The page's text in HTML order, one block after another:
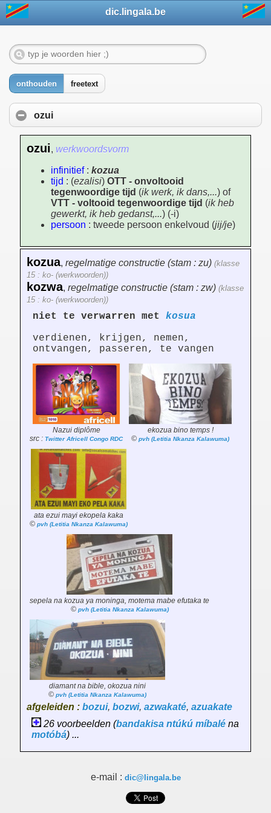
dic.lingala.be
onthouden freetext
ozui
ozui, werkwoordsvorm
infinitief: kozua
tijd : (ezalisi) OTT - onvoltooid
tegenwoordige tijd (ik werk, ik dans,...) of
VTT - voltooid tegenwoordige tijd (ik heb
gewerkt, ik heb gedanst,...) (-i)
persoon : tweede persoon enkelvoud (jij/je)
kozua, regelmatige constructie (stam : zu) (klasse
15 : ko- (werkwoorden))
kozwa, regelmatige constructie (stam : zw) (klasse
15 : ko- (werkwoorden))
niet te verwarren met kosua
verdienen, krijgen, nemen,
ontvangen, passeren, te vangen
Nazui diplôme
src : Twitter Africell Congo RDC
ekozua bino temps !
© pvh (Letitia Nkanza Kalawuma)
ata ezui mayi ekopela kaka
© pvh (Letitia Nkanza Kalawuma)
sepela na kozua ya moninga, motema mabe efutaka te
© pvh (Letitia Nkanza Kalawuma)
diamant na bible, okozua nini
© pvh (Letitia Nkanza Kalawuma)
afgeleiden : bozui, bozwi, azwakaté, azuakate
26 voorbeelden (bandakisa ntúkú míbalé na
motóbá) ...
e-mail : dic@lingala.be